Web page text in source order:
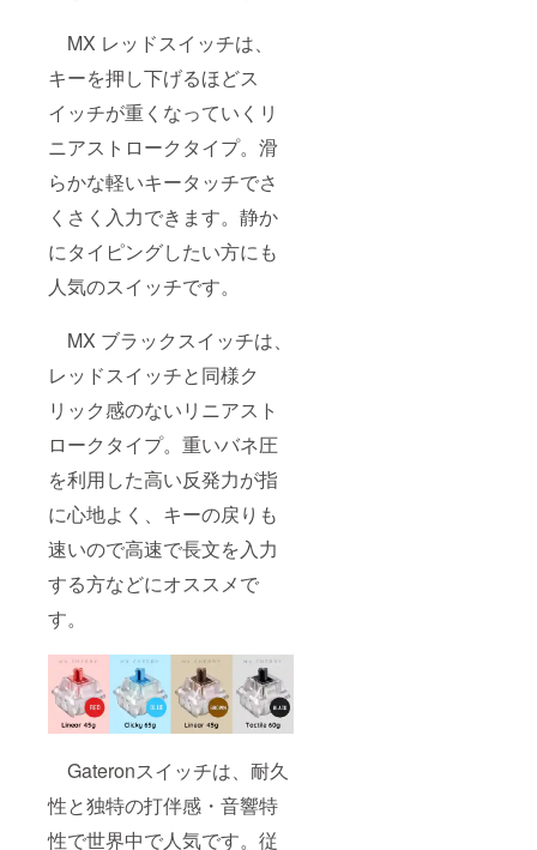
MX レッドスイッチは、
キーを押し下げるほどス
イッチが重くなっていくリ
ニアストロークタイプ。滑
らかな軽いキータッチでさ
くさく入力できます。静か
にタイピングしたい方にも
人気のスイッチです。
MX ブラックスイッチは、
レッドスイッチと同様ク
リック感のないリニアスト
ロークタイプ。重いバネ圧
を利用した高い反発力が指
に心地よく、キーの戻りも
速いので高速で長文を入力
する方などにオススメで
す。
Gateronスイッチは、耐久
性と独特の打伴感・音響特
性で世界中で人気です。従